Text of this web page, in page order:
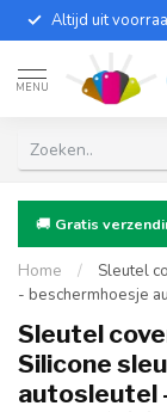
Altijd uit
MENU
🚚 Gratis
Home /
Sleutel
- beschermhoesje
Sleutel
Silicone
autosleutel